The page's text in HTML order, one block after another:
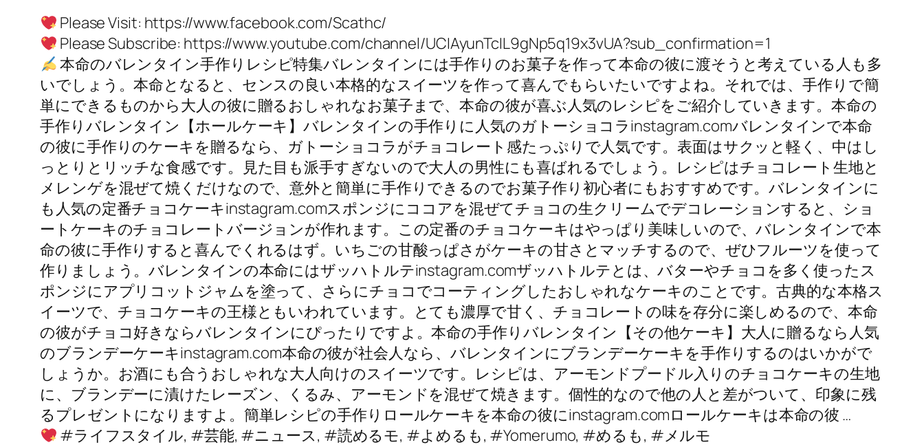
Please Visit: https://www.facebook.com/Scathc/
Please Subscribe: https://www.youtube.com/channel/UCIAyunTcIL9gNp5q19x3vUA?sub_confirmation=1
本命のバレンタイン手作りレシピ特集バレンタインには手作りのお菓子を作って本命の彼に渡そうと考えている人も多
いでしょう。本命となると、センスの良い本格的なスイーツを作って喜んでもらいたいですよね。それでは、手作りで簡
単にできるものから大人の彼に贈るおしゃれなお菓子まで、本命の彼が喜ぶ人気のレシピをご紹介していきます。本命の
手作りバレンタイン【ホールケーキ】バレンタインの手作りに人気のガトーショコラinstagram.comバレンタインで本命
の彼に手作りのケーキを贈るなら、ガトーショコラがチョコレート感たっぷりで人気です。表面はサクッと軽く、中はし
っとりとリッチな食感です。見た目も派手すぎないので大人の男性にも喜ばれるでしょう。レシピはチョコレート生地と
メレンゲを混ぜて焼くだけなので、意外と簡単に手作りできるのでお菓子作り初心者にもおすすめです。バレンタインに
も人気の定番チョコケーキinstagram.comスポンジにココアを混ぜてチョコの生クリームでデコレーションすると、ショ
ートケーキのチョコレートバージョンが作れます。この定番のチョコケーキはやっぱり美味しいので、バレンタインで本
命の彼に手作りすると喜んでくれるはず。いちごの甘酸っぱさがケーキの甘さとマッチするので、ぜひフルーツを使って
作りましょう。バレンタインの本命にはザッハトルテinstagram.comザッハトルテとは、バターやチョコを多く使ったス
ポンジにアプリコットジャムを塗って、さらにチョコでコーティングしたおしゃれなケーキのことです。古典的な本格ス
イーツで、チョコケーキの王様ともいわれています。とても濃厚で甘く、チョコレートの味を存分に楽しめるので、本命
の彼がチョコ好きならバレンタインにぴったりですよ。本命の手作りバレンタイン【その他ケーキ】大人に贈るなら人気
のブランデーケーキinstagram.com本命の彼が社会人なら、バレンタインにブランデーケーキを手作りするのはいかがで
しょうか。お酒にも合うおしゃれな大人向けのスイーツです。レシピは、アーモンドプードル入りのチョコケーキの生地
に、ブランデーに漬けたレーズン、くるみ、アーモンドを混ぜて焼きます。個性的なので他の人と差がついて、印象に残
るプレゼントになりますよ。簡単レシピの手作りロールケーキを本命の彼にinstagram.comロールケーキは本命の彼 …
#ライフスタイル, #芸能, #ニュース, #読めるモ, #よめるも, #Yomerumo, #めるも, #メルモ